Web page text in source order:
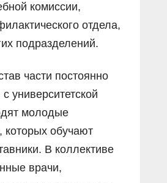
комиссии,
отдела,
подразделений.
части постоянно
университетской
молодые
которых обучают
В коллективе
врачи,